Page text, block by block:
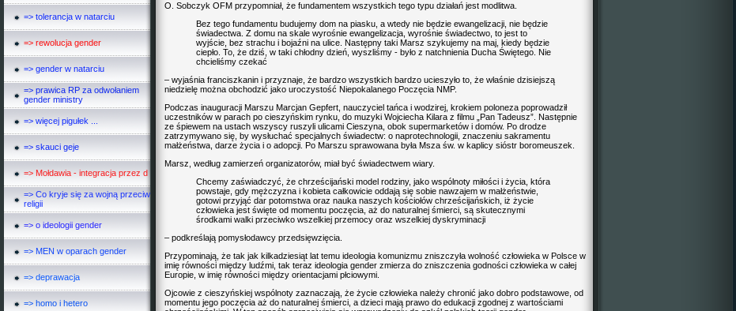
=> tolerancja w natarciu
=> rewolucja gender
=> gender w natarciu
=> prawica RP za odwołaniem
gender ministry
=> więcej pigułek ...
=> skauci geje
=> Mołdawia - integracja przez d
=> Co kryje się za wojną przeciw
religii
=> o ideologii gender
=> MEN w oparach gender
=> deprawacja
=> homo i hetero
O. Sobczyk OFM przypomniał, że fundamentem wszystkich tego typu działań jest modlitwa.
Bez tego fundamentu budujemy dom na piasku, a wtedy nie będzie ewangelizacji, nie będzie
świadectwa. Z domu na skale wyrośnie ewangelizacja, wyrośnie świadectwo, to jest to
wyjście, bez strachu i bojaźni na ulice. Następny taki Marsz szykujemy na maj, kiedy będzie
ciepło. To, że dziś, w taki chłodny dzień, wyszliśmy - było z natchnienia Ducha Świętego. Nie
chcieliśmy czekać
– wyjaśnia franciszkanin i przyznaje, że bardzo wszystkich bardzo ucieszyło to, że właśnie dzisiejszą
niedzielę można obchodzić jako uroczystość Niepokalanego Poczęcia NMP.
Podczas inauguracji Marszu Marcjan Gepfert, nauczyciel tańca i wodzirej, krokiem poloneza poprowadził
uczestników w parach po cieszyńskim rynku, do muzyki Wojciecha Kilara z filmu „Pan Tadeusz”. Następnie
ze śpiewem na ustach wszyscy ruszyli ulicami Cieszyna, obok supermarketów i domów. Po drodze
zatrzymywano się, by wysłuchać specjalnych świadectw: o naprotechnologii, znaczeniu sakramentu
małżeństwa, darze życia i o adopcji. Po Marszu sprawowana była Msza św. w kaplicy sióstr boromeuszek.
Marsz, według zamierzeń organizatorów, miał być świadectwem wiary.
Chcemy zaświadczyć, że chrześcijański model rodziny, jako wspólnoty miłości i życia, która
powstaje, gdy mężczyzna i kobieta całkowicie oddają się sobie nawzajem w małżeństwie,
gotowi przyjąć dar potomstwa oraz nauka naszych kościołów chrześcijańskich, iż życie
człowieka jest święte od momentu poczęcia, aż do naturalnej śmierci, są skutecznymi
środkami walki przeciwko wszelkiej przemocy oraz wszelkiej dyskryminacji
– podkreślają pomysłodawcy przedsięwzięcia.
Przypominają, że tak jak kilkadziesiąt lat temu ideologia komunizmu zniszczyła wolność człowieka w Polsce w
imię równości między ludźmi, tak teraz ideologia gender zmierza do zniszczenia godności człowieka w całej
Europie, w imię równości między orientacjami płciowymi.
Ojcowie z cieszyńskiej wspólnoty zaznaczają, że życie człowieka należy chronić jako dobro podstawowe, od
momentu jego poczęcia aż do naturalnej śmierci, a dzieci mają prawo do edukacji zgodnej z wartościami